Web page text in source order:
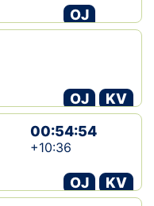
OJ
OJ
KV
00:54:54
+10:36
OJ
KV